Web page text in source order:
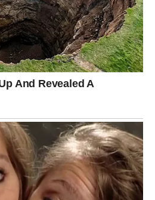
povoljan ljubavni period.
postojećeg odnosa donose